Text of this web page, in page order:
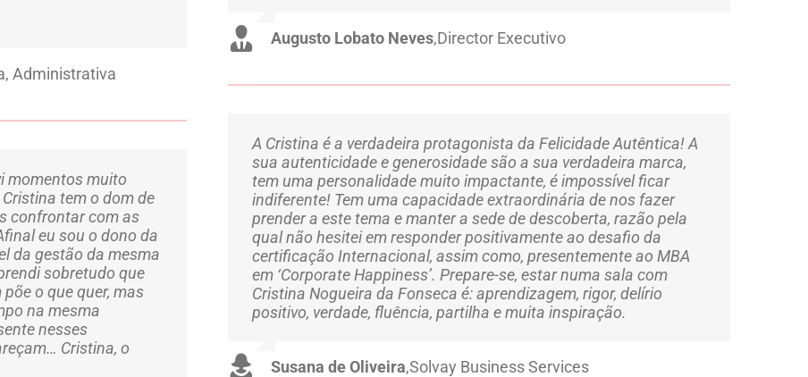
Administrativa
momentos muito
tem o dom de
confrontar com as
eu sou o dono da
da gestão da mesma
sobretudo que
o que quer, mas
na mesma
nesses
Cristina, o
Augusto Lobato Neves,Director Executivo
A Cristina é a verdadeira protagonista da Felicidade Autêntica! A
sua autenticidade e generosidade são a sua verdadeira marca,
tem uma personalidade muito impactante, é impossível ficar
indiferente! Tem uma capacidade extraordinária de nos fazer
prender a este tema e manter a sede de descoberta, razão pela
qual não hesitei em responder positivamente ao desafio da
certificação Internacional, assim como, presentemente ao MBA
em ‘Corporate Happiness’. Prepare-se, estar numa sala com
Cristina Nogueira da Fonseca é: aprendizagem, rigor, delírio
positivo, verdade, fluência, partilha e muita inspiração.
Susana de Oliveira,Solvay Business Services